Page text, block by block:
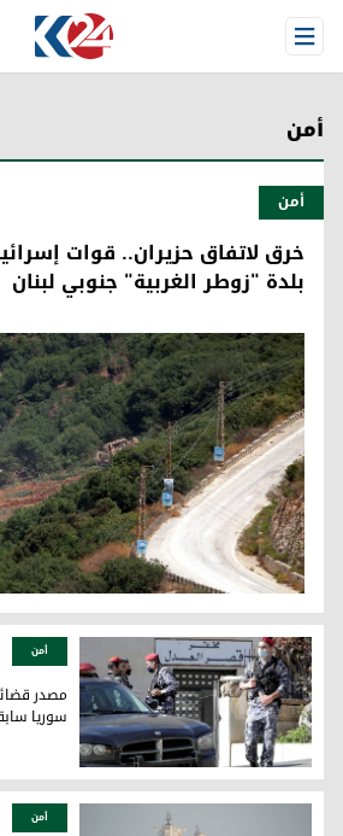
Open Menu
أمن
أمن
خرق لاتفاق حزيران.. قوات
بلدة "زوطر الغربية" جنوبي لبنان
مصدر قضائي: لبنان يوقف ضابطا سوريا
أمن
مصدر
سوريا
أمن